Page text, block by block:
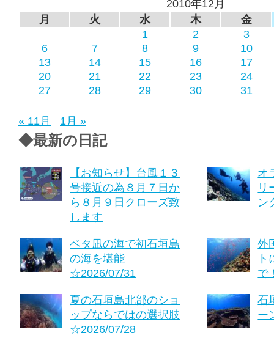
2010年12月
月
火 水 木
金
1
2
3
6
7 8 9
10
13
14 15 16
17
20
21 22 23
24
27
28 29 30 31
« 11月 1月 »
◆最新の日記
【お知らせ】台風１３
号接近の為８月７日か
ら８月９日クローズ致
します
オ
リ
ン
ベタ凪の海で初石垣島
の海を堪能
☆2026/07/31
外
ト
で
夏の石垣島北部のショ
ップならではの選択肢
☆2026/07/28
石
ー